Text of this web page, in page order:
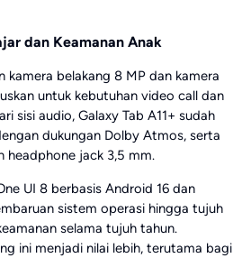
dan Keamanan Anak
kamera belakang 8 MP dan kamera
untuk kebutuhan video call dan
sisi audio, Galaxy Tab A11+ sudah
dukungan Dolby Atmos, serta
headphone jack 3,5 mm.
UI 8 berbasis Android 16 dan
sistem operasi hingga tujuh
selama tujuh tahun.
ini menjadi nilai lebih, terutama bagi